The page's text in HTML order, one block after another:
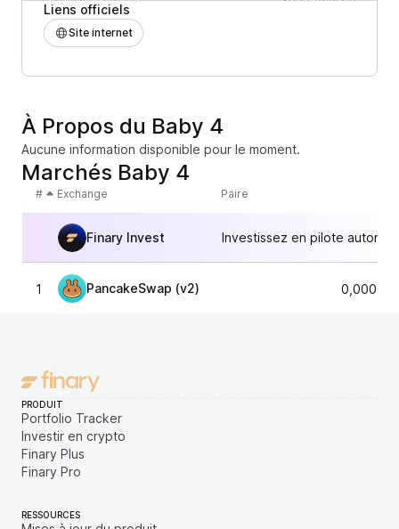
Liens officiels
Site internet
À Propos du Baby 4
Aucune information disponible pour le moment.
Marchés Baby 4
# Exchange Paire
Finary Invest Investissez en pilote
1 PancakeSwap (v2)
PRODUIT
Portfolio Tracker
Investir en crypto
Finary Plus
Finary Pro
RESSOURCES